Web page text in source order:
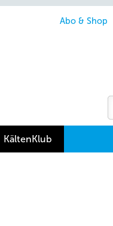
Abo & Shop
KältenKlub